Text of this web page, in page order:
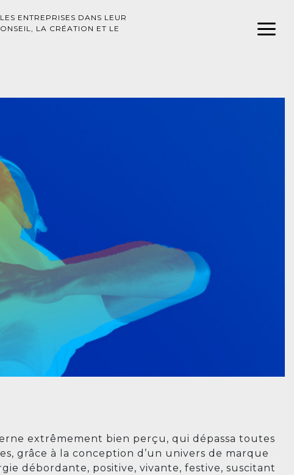
ENTREPRISES DANS LEUR
LA CRÉATION ET LE
extrêmement bien perçu, qui dépassa toutes
grâce à la conception d’un univers de marque
débordante, positive, vivante, festive, suscitant